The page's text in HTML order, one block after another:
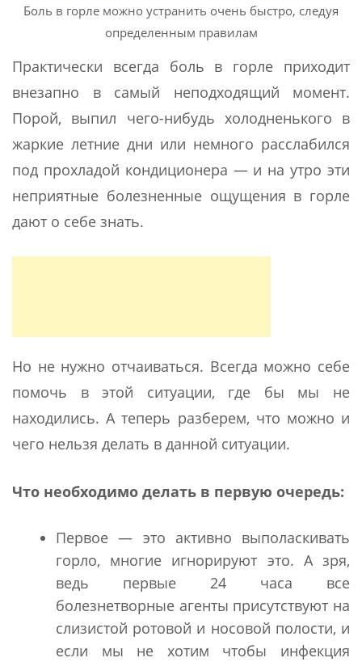
Боль в горле можно устранить очень быстро, следуя
определенным правилам
Практически всегда боль в горле приходит
внезапно в самый неподходящий момент.
Порой, выпил чего-нибудь холодненького в
жаркие летние дни или немного расслабился
под прохладой кондиционера — и на утро эти
неприятные болезненные ощущения в горле
дают о себе знать.
Но не нужно отчаиваться. Всегда можно себе
помочь в этой ситуации, где бы мы не
находились. А теперь разберем, что можно и
чего нельзя делать в данной ситуации.
Что необходимо делать в первую очередь:
Первое — это активно выполаскивать
горло, многие игнорируют это. А зря,
ведь первые 24 часа все
болезнетворные агенты присутствуют на
слизистой ротовой и носовой полости, и
если мы не хотим чтобы инфекция